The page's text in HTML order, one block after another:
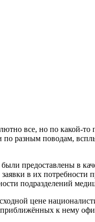
все, но по какой-
по разным поводам,
предоставлены в
в их потребности
подразделений
цене
к нему